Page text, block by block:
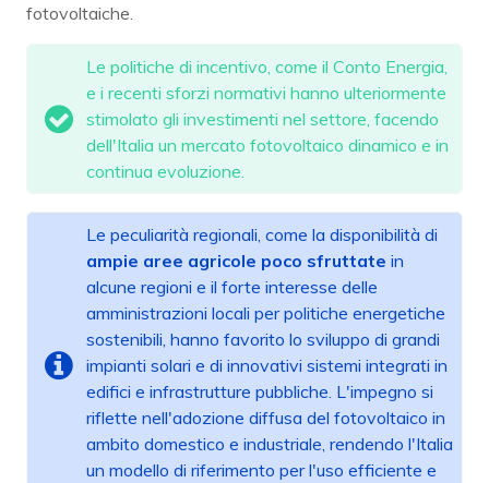
fotovoltaiche.
Le politiche di incentivo, come il Conto Energia,
e i recenti sforzi normativi hanno ulteriormente
stimolato gli investimenti nel settore, facendo
dell'Italia un mercato fotovoltaico dinamico e in
continua evoluzione.
Le peculiarità regionali, come la disponibilità di
ampie aree agricole poco sfruttate in
alcune regioni e il forte interesse delle
amministrazioni locali per politiche energetiche
sostenibili, hanno favorito lo sviluppo di grandi
impianti solari e di innovativi sistemi integrati in
edifici e infrastrutture pubbliche. L'impegno si
riflette nell'adozione diffusa del fotovoltaico in
ambito domestico e industriale, rendendo l'Italia
un modello di riferimento per l'uso efficiente e